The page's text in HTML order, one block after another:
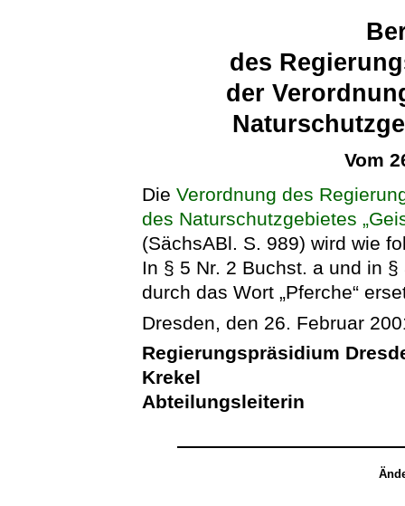
des
der
Vom
DieVerordnung des
des Naturschutzgebietes
(SächsABl. S. 989) wird wie
In § 5 Nr. 2 Buchst. a und in §
durch das Wort „Pferche“
Dresden, den 26. Februar
Regierungspräsidium
Krekel
Abteilungsleiterin